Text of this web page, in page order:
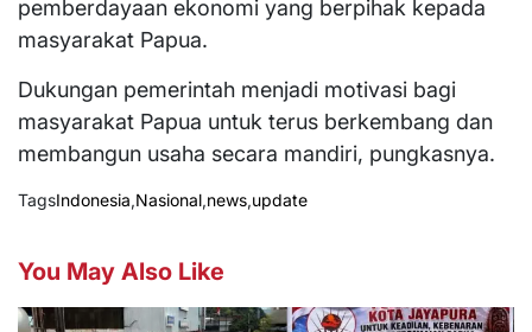
pemberdayaan ekonomi yang berpihak kepada
masyarakat Papua.
Dukungan pemerintah menjadi motivasi bagi
masyarakat Papua untuk terus berkembang dan
membangun usaha secara mandiri, pungkasnya.
TagsIndonesia,Nasional,news,update
You May Also Like